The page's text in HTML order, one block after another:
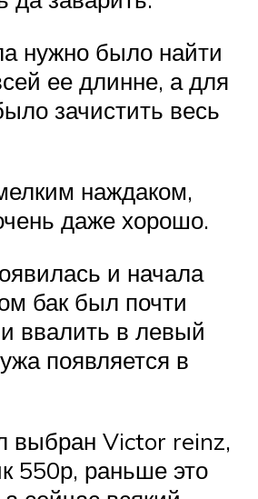
нужно было найти
ее длинне, а для
зачистить весь
наждаком,
даже хорошо.
и начала
бак был почти
ввалить в левый
появляется в
выбран Victor reinz,
550р, раньше это